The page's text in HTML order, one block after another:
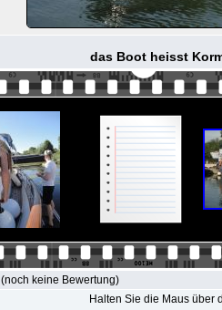
das Boot heisst
(noch keine Bewertung)
Halten Sie die Maus über